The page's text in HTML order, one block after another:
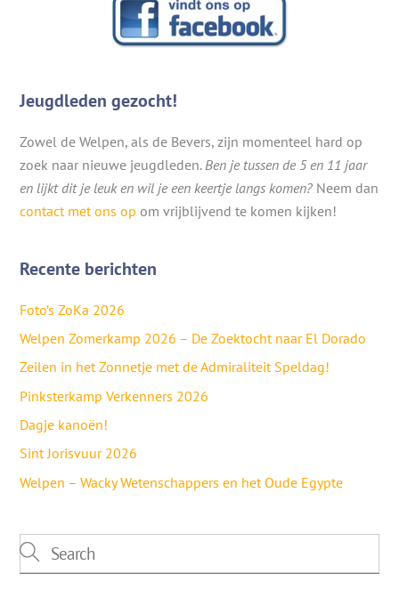
Jeugdleden gezocht!
Zowel de Welpen, als de Bevers, zijn momenteel hard op
zoek naar nieuwe jeugdleden.Ben je tussen de 5 en 11 jaar
en lijkt dit je leuk en wil je een keertje langs komen? Neem dan
contact met ons op om vrijblijvend te komen kijken!
Recente berichten
Foto’s ZoKa 2026
Welpen Zomerkamp 2026 – De Zoektocht naar El Dorado
Zeilen in het Zonnetje met de Admiraliteit Speldag!
Pinksterkamp Verkenners 2026
Dagje kanoën!
Sint Jorisvuur 2026
Welpen – Wacky Wetenschappers en het Oude Egypte